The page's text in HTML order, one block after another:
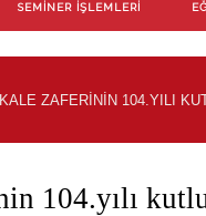
SEMİNER İŞLEMLERİ
ZAFERİNİN 104.YILI
104.yılı